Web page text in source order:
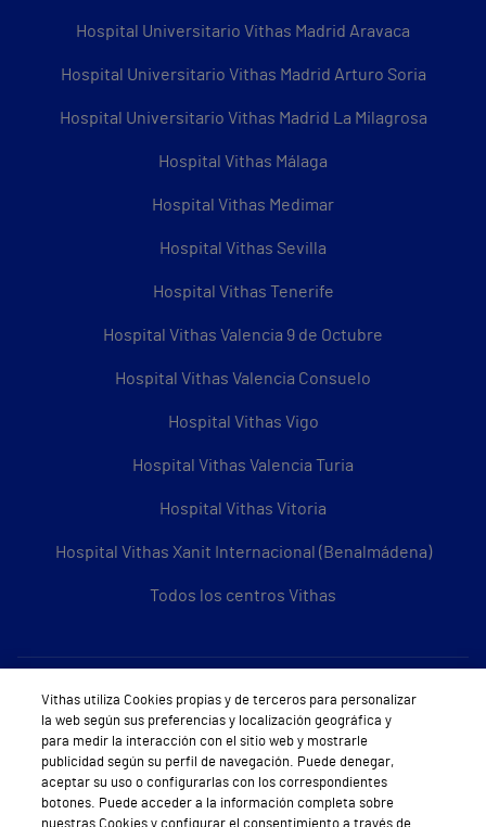
Hospital Universitario Vithas Madrid Aravaca
Hospital Universitario Vithas Madrid Arturo Soria
Hospital Universitario Vithas Madrid La Milagrosa
Hospital Vithas Málaga
Hospital Vithas Medimar
Hospital Vithas Sevilla
Hospital Vithas Tenerife
Hospital Vithas Valencia 9 de Octubre
Hospital Vithas Valencia Consuelo
Hospital Vithas Vigo
Hospital Vithas Valencia Turia
Hospital Vithas Vitoria
Hospital Vithas Xanit Internacional (Benalmádena)
Todos los centros Vithas
Sobre Vithas
Quiénes somos
Trabajar en Vithas
Teléfono Cita Médica
Vithas utiliza Cookies propias y de terceros para personalizar
la web según sus preferencias y localización geográfica y
para medir la interacción con el sitio web y mostrarle
publicidad según su perfil de navegación. Puede denegar,
aceptar su uso o configurarlas con los correspondientes
botones. Puede acceder a la información completa sobre